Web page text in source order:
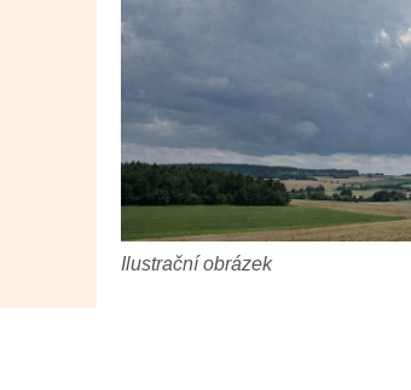
Ilustrační obrázek